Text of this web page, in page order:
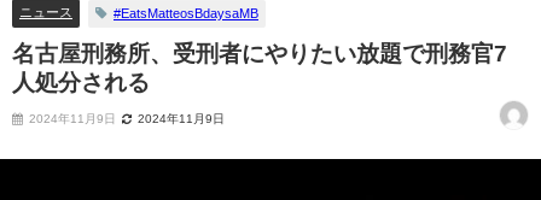
ニュース #EatsMatteosBdaysaMB
名古屋刑務所、受刑者にやりたい放題で刑務官7
人処分される
2024年11月9日 2024年11月9日